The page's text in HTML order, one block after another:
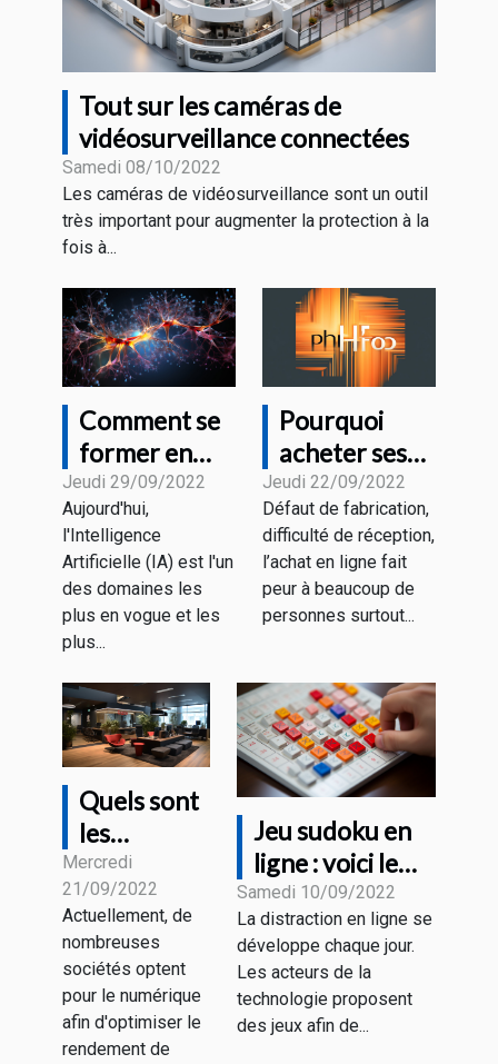
Tout sur les caméras de
vidéosurveillance connectées
Samedi 08/10/2022
Les caméras de vidéosurveillance sont un outil
très important pour augmenter la protection à la
fois à...
Comment se
former en
Intelligence
Artificielle ?
Jeudi 29/09/2022
Aujourd'hui,
l'Intelligence
Artificielle (IA) est l'un
des domaines les
plus en vogue et les
plus...
Pourquoi
acheter ses
appareils
auprès du
Magasin HD
PROTECH ?
Jeudi 22/09/2022
Défaut de fabrication,
difficulté de réception,
l’achat en ligne fait
peur à beaucoup de
personnes surtout...
Quels sont
les
avantages
du
marketing
digital ?
Mercredi
21/09/2022
Actuellement, de
nombreuses
sociétés optent
pour le numérique
afin d'optimiser le
rendement de
Jeu sudoku en
ligne : voici le
fonctionnement
Samedi 10/09/2022
La distraction en ligne se
développe chaque jour.
Les acteurs de la
technologie proposent
des jeux afin de...